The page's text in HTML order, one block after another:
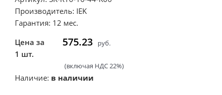
Производитель: IEK
Гарантия: 12 мес.
Цена за
1 шт.
575.23 руб.
(включая НДС 22%)
Наличие: в наличии